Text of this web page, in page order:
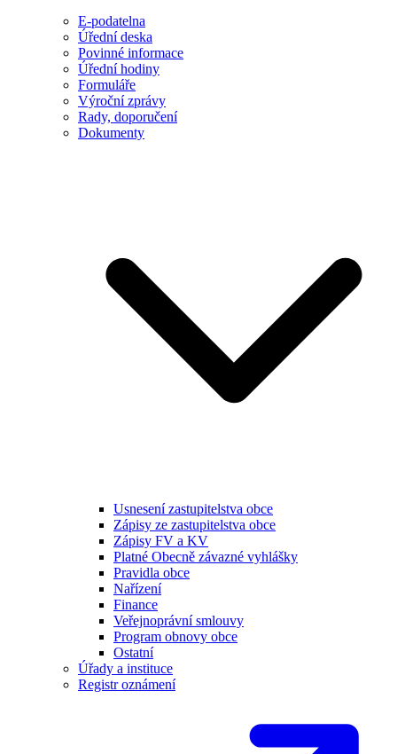
E-podatelna
Úřední deska
Povinné informace
Úřední hodiny
Formuláře
Výroční zprávy
Rady, doporučení
Dokumenty
Usnesení zastupitelstva obce
Zápisy ze zastupitelstva obce
Zápisy FV a KV
Platné Obecně závazné vyhlášky
Pravidla obce
Nařízení
Finance
Veřejnoprávní smlouvy
Program obnovy obce
Ostatní
Úřady a instituce
Registr oznámení